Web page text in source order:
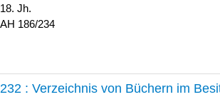
18. Jh.
186/234
232 : Verzeichnis von Büchern im